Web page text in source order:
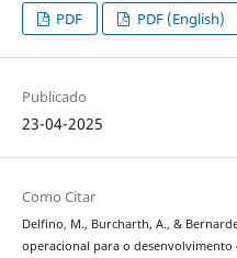
PDF PDF (English)
Publicado
23-04-2025
Como Citar
Delfino, M., Burcharth, A., &
operacional para o